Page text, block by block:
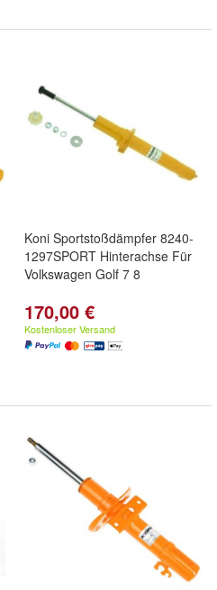
Koni Sportstoßdämpfer 8240-
1297SPORT Hinterachse Für
Volkswagen Golf 7 8
170,00 €
Kostenloser Versand